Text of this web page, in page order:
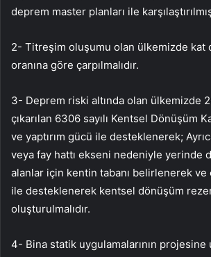
deprem master planları ile
2- Titreşim oluşumu olan ülkemizde kat
oranına göre çarpılmalıdır.
3- Deprem riski altında olan ülkemizde
çıkarılan 6306 sayılı Kentsel Dönüşüm
ve yaptırım gücü ile desteklenerek;
veya fay hattı ekseni nedeniyle yerinde
alanlar için kentin tabanı belirlenerek
ile desteklenerek kentsel dönüşüm
oluşturulmalıdır.
4- Bina statik uygulamalarının projesine